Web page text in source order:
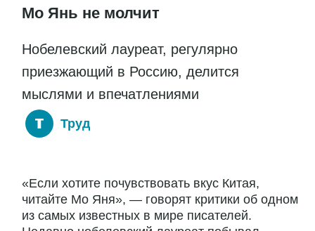
Мо Янь не молчит
Нобелевский лауреат, регулярно
приезжающий в Россию, делится
мыслями и впечатлениями
Труд
«Если хотите почувствовать вкус Китая,
читайте Мо Яня», — говорят критики об одном
из самых известных в мире писателей.